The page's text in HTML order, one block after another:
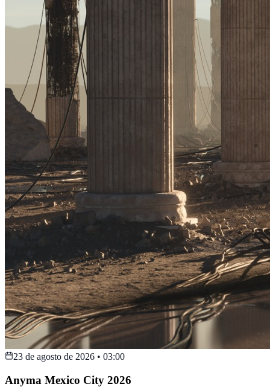
23 de agosto de 2026 • 03:00
Anyma Mexico City 2026